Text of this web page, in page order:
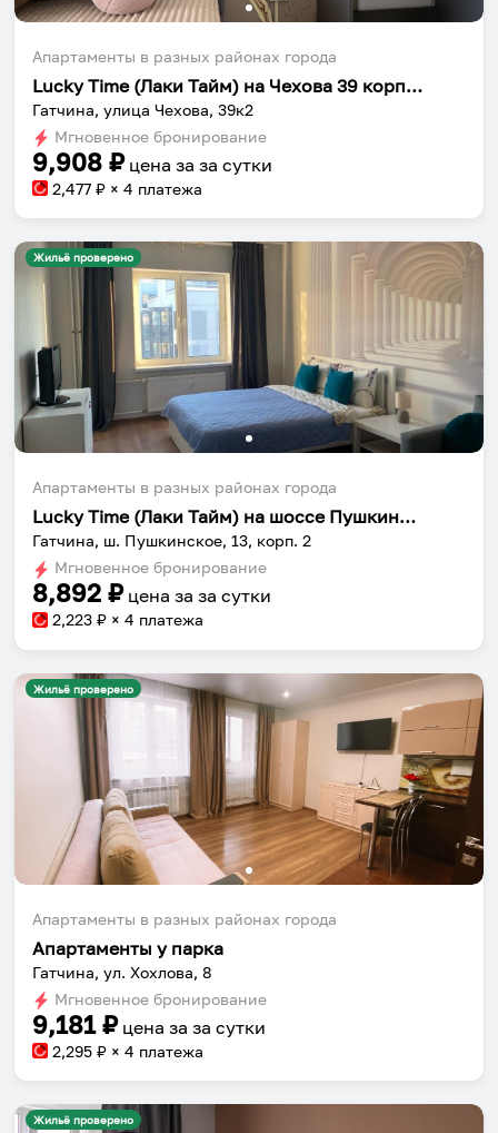
Апартаменты в разных районах города
Lucky Time (Лаки Тайм) на Чехова 39 корпус 2
Гатчина, улица Чехова, 39к2
Мгновенное бронирование
9,908 ₽ цена за за сутки
2,477 ₽ × 4 платежа
Жильё проверено
Апартаменты в разных районах города
Lucky Time (Лаки Тайм) на шоссе Пушкинское 13 корпус 2
Гатчина, ш. Пушкинское, 13, корп. 2
Мгновенное бронирование
8,892 ₽ цена за за сутки
2,223 ₽ × 4 платежа
Жильё проверено
Апартаменты в разных районах города
Апартаменты у парка
Гатчина, ул. Хохлова, 8
Мгновенное бронирование
9,181₽ цена за за сутки
2,295 ₽ × 4 платежа
Жильё проверено